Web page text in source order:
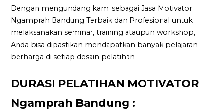
Dengan mengundang kami sebagai Jasa Motivator
Ngamprah Bandung Terbaik dan Profesional untuk
melaksanakan seminar, training ataupun workshop,
Anda bisa dipastikan mendapatkan banyak pelajaran
berharga di setiap desain pelatihan
DURASI PELATIHAN MOTIVATOR
Ngamprah Bandung :